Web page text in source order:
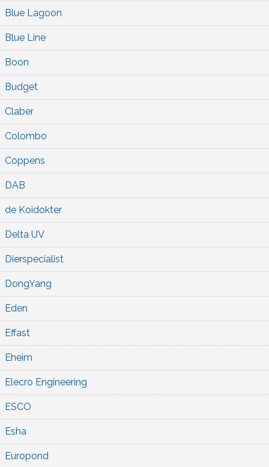
Blue Lagoon
Blue Line
Boon
Budget
Claber
Colombo
Coppens
DAB
de Koidokter
Delta UV
Dierspecialist
DongYang
Eden
Effast
Eheim
Elecro Engineering
ESCO
Esha
Europond